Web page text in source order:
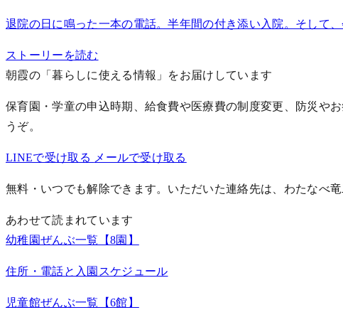
退院の日に鳴った一本の電話。半年間の付き添い入院。そして
ストーリーを読む
朝霞の「暮らしに使える情報」をお届けしています
保育園・学童の申込時期、給食費や医療費の制度変更、防災や
うぞ。
LINEで受け取る メールで受け取る
無料・いつでも解除できます。いただいた連絡先は、わたなべ
あわせて読まれています
幼稚園ぜんぶ一覧【8園】
住所・電話と入園スケジュール
児童館ぜんぶ一覧【6館】